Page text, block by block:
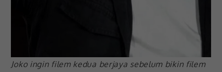
Joko ingin filem kedua berjaya sebelum bikin filem